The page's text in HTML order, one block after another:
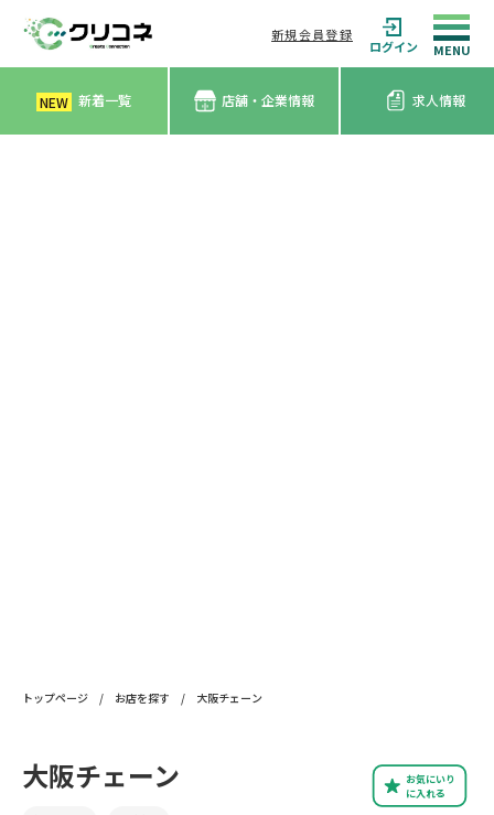
新規会員登録
ログイン
NEW 新着一覧 店舗・企業情報 求人情報
トップページ / お店を探す / 大阪チェーン
お気にいり
に入れる
大阪チェーン